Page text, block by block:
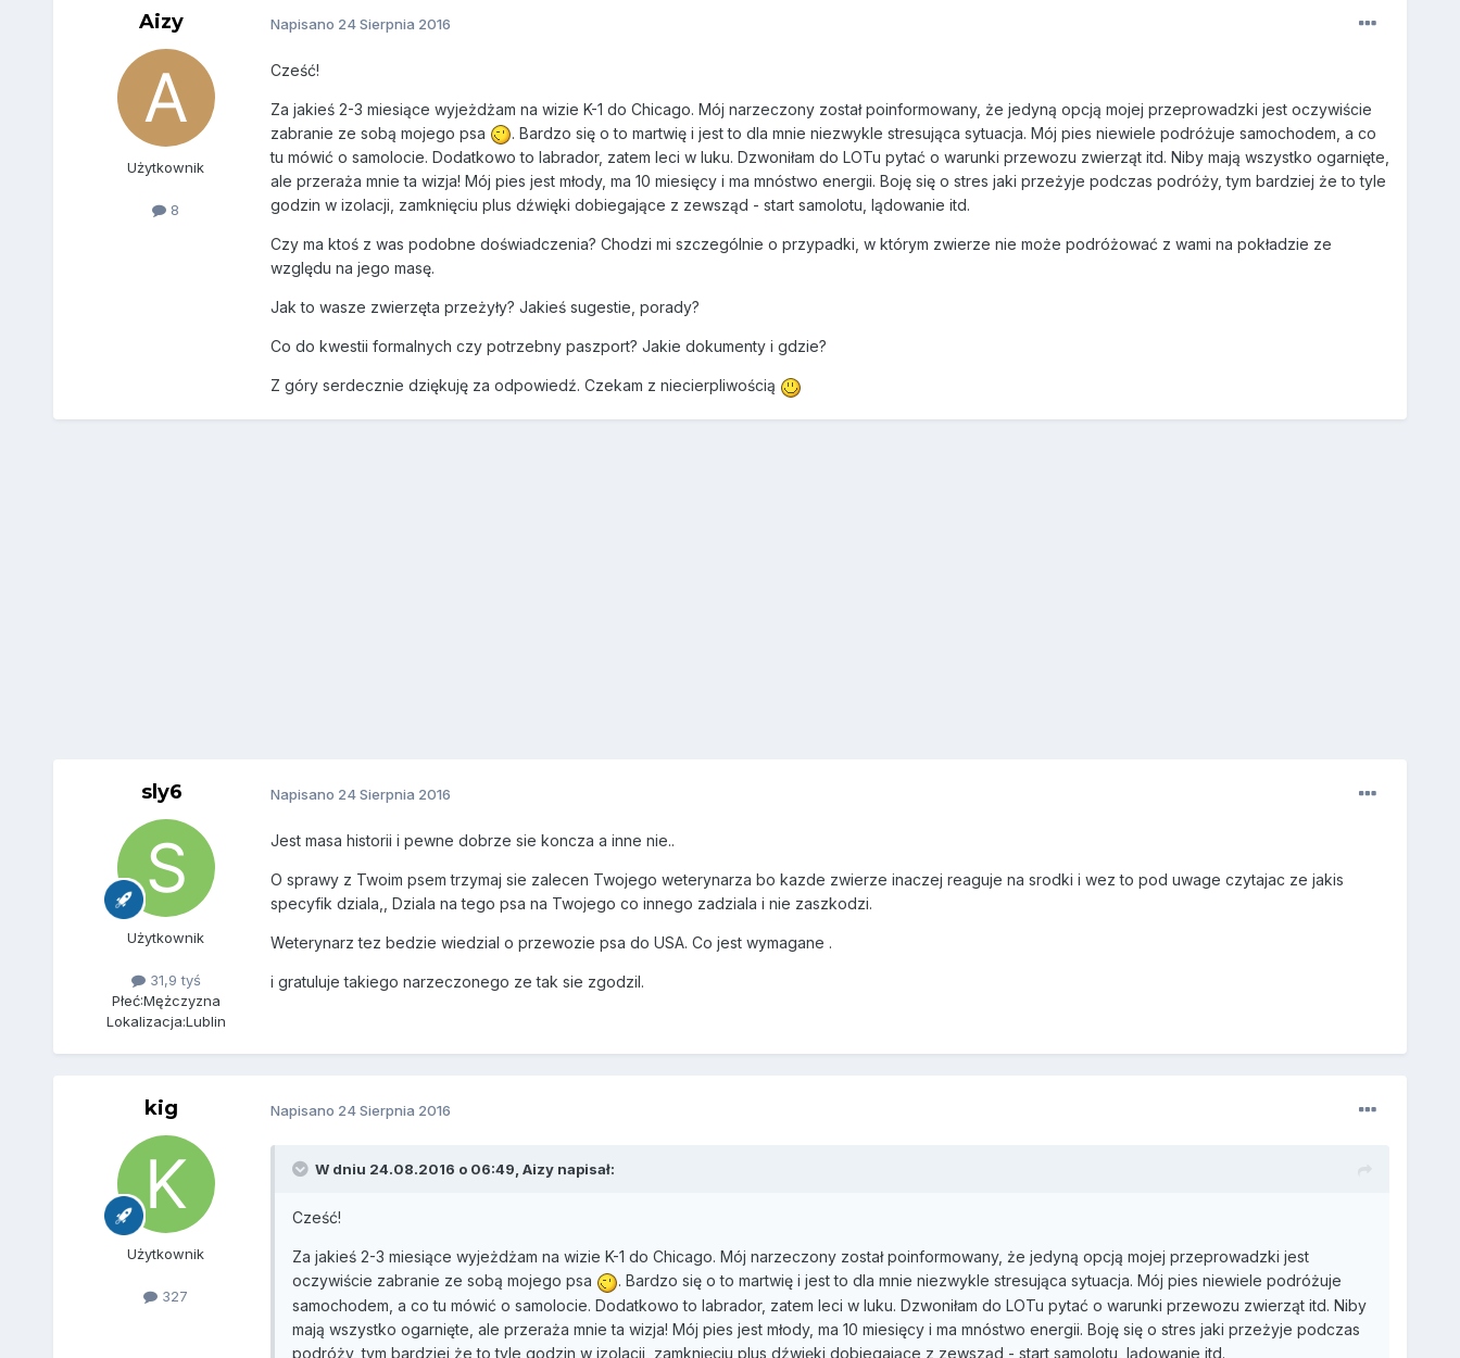
Aizy
Użytkownik
8
Napisano 24 Sierpnia 2016
Cześć!
Za jakieś 2-3 miesiące wyjeżdżam na wizie K-1 do Chicago. Mój narzeczony został poinformowany, że jedyną opcją mojej przeprowadzki jest oczywiście
zabranie ze sobą mojego psa
. Bardzo się o to martwię i jest to dla mnie niezwykle stresująca sytuacja. Mój pies niewiele podróżuje samochodem, a co
tu mówić o samolocie. Dodatkowo to labrador, zatem leci w luku. Dzwoniłam do LOTu pytać o warunki przewozu zwierząt itd. Niby mają wszystko ogarnięte,
ale przeraża mnie ta wizja! Mój pies jest młody, ma 10 miesięcy i ma mnóstwo energii. Boję się o stres jaki przeżyje podczas podróży, tym bardziej że to tyle
godzin w izolacji, zamknięciu plus dźwięki dobiegające z zewsząd - start samolotu, lądowanie itd.
Czy ma ktoś z was podobne doświadczenia? Chodzi mi szczególnie o przypadki, w którym zwierze nie może podróżować z wami na pokładzie ze
względu na jego masę.
Jak to wasze zwierzęta przeżyły? Jakieś sugestie, porady?
Co do kwestii formalnych czy potrzebny paszport? Jakie dokumenty i gdzie?
Z góry serdecznie dziękuję za odpowiedź. Czekam z niecierpliwością
sly6
Użytkownik
31,9 tyś
Płeć:Mężczyzna
Lokalizacja:Lublin
Napisano 24 Sierpnia 2016
Jest masa historii i pewne dobrze sie koncza a inne nie..
O sprawy z Twoim psem trzymaj sie zalecen Twojego weterynarza bo kazde zwierze inaczej reaguje na srodki i wez to pod uwage czytajac ze jakis
specyfik dziala,, Dziala na tego psa na Twojego co innego zadziala i nie zaszkodzi.
Weterynarz tez bedzie wiedzial o przewozie psa do USA. Co jest wymagane .
i gratuluje takiego narzeczonego ze tak sie zgodzil.
kig
Użytkownik
327
Napisano 24 Sierpnia 2016
W dniu 24.08.2016 o 06:49, Aizy napisał:
Cześć!
Za jakieś 2-3 miesiące wyjeżdżam na wizie K-1 do Chicago. Mój narzeczony został poinformowany, że jedyną opcją mojej przeprowadzki jest
oczywiście zabranie ze sobą mojego psa
. Bardzo się o to martwię i jest to dla mnie niezwykle stresująca sytuacja. Mój pies niewiele podróżuje
samochodem, a co tu mówić o samolocie. Dodatkowo to labrador, zatem leci w luku. Dzwoniłam do LOTu pytać o warunki przewozu zwierząt itd. Niby
mają wszystko ogarnięte, ale przeraża mnie ta wizja! Mój pies jest młody, ma 10 miesięcy i ma mnóstwo energii. Boję się o stres jaki przeżyje podczas
podróży, tym bardziej że to tyle godzin w izolacji, zamknięciu plus dźwięki dobiegające z zewsząd - start samolotu, lądowanie itd.